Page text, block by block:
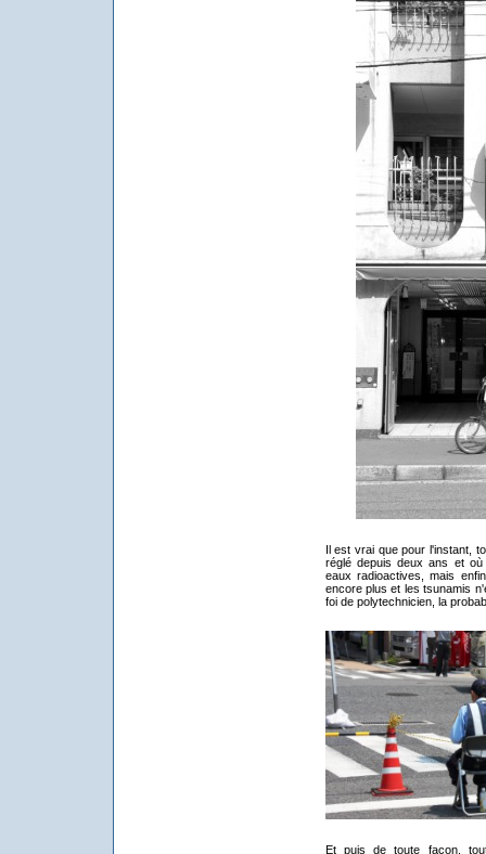
Il est vrai que pour l'instant,
réglé depuis deux ans et où
eaux radioactives, mais
encore plus et les tsunamis
foi de polytechnicien, la
Et puis de toute façon,